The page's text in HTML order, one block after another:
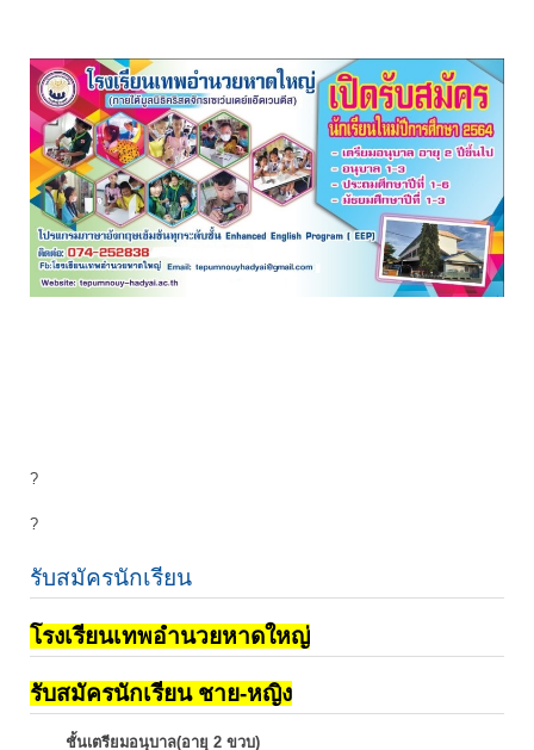
?
?
รับสมัครนักเรียน
โรงเรียนเทพอำนวยหาดใหญ่
รับสมัครนักเรียน ชาย-หญิง
ชั้นเตรียมอนุบาล(อายุ 2 ขวบ)